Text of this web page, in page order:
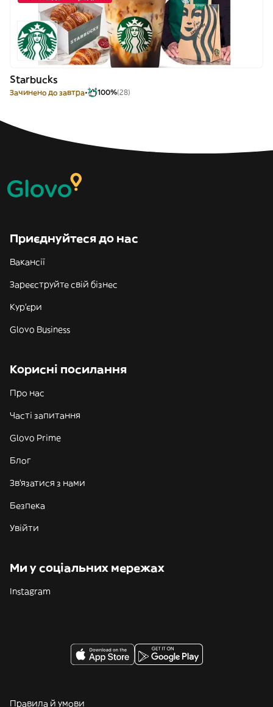
Starbucks
Зачинено до завтра 100%(28)
Приєднуйтеся до нас
Вакансії
Зареєструйте свій бізнес
Кур'єри
Glovo Business
Корисні посилання
Про нас
Часті запитання
Glovo Prime
Блог
Зв'язатися з нами
Безпека
Увійти
Ми у соціальних мережах
Instagram
Правила й умови